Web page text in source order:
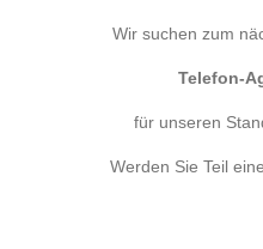
Wir suchen zum
Telefon-
für unseren
Werden Sie Teil